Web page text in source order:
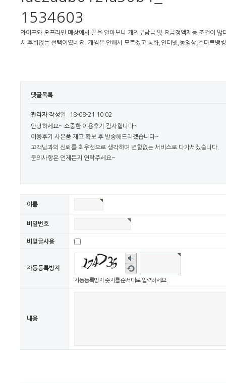
와이프와 오프라인 매장에서 폰을 알아보니 개인부담금 및 요금정액제등 조건이
시 후회없는 선택이였네요. 게임은 안해서 모르겠고 통화,인터넷,동영상,스마트
댓글목록
관리자작성일
18-08-21 10:02
안녕하세요~ 소중한 이용후기 감사합니다~
이용후기 사은품 재고 확보 후 발송해드리겠습니다~
고객님과의 신뢰를 최우선으로 생각하며 변함없는 서비스로 다가서겠습니다.
문의사항은 언제든지 연락주세요~
이름
비밀번호
비밀글사용
자동등록방지
숫자
음성
듣기
새로
고침
자동등록방지 숫자를 순서대로 입력하세요.
내용